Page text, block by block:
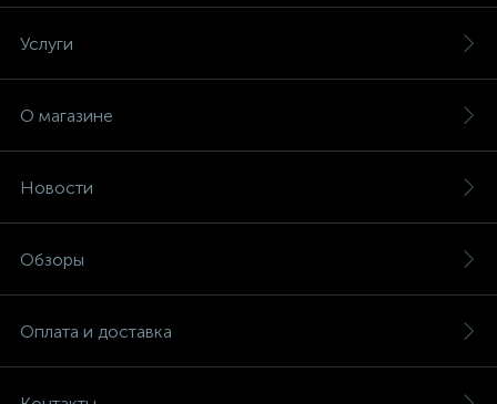
Услуги
О магазине
Новости
Обзоры
Оплата и доставка